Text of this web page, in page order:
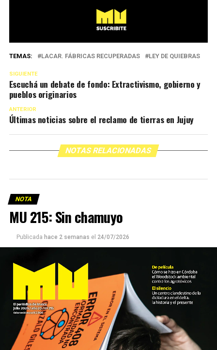
TEMAS: LACAR. FÁBRICAS RECUPERADAS LEY DE QUIEBRAS
SIGUIENTE
Escuchá un debate de fondo: Extractivismo, gobierno y
pueblos originarios
ANTERIOR
Últimas noticias sobre el reclamo de tierras en Jujuy
NOTAS RELACIONADAS
NOTA
MU 215: Sin chamuyo
Publicada hace 2 semanas el 24/07/2026